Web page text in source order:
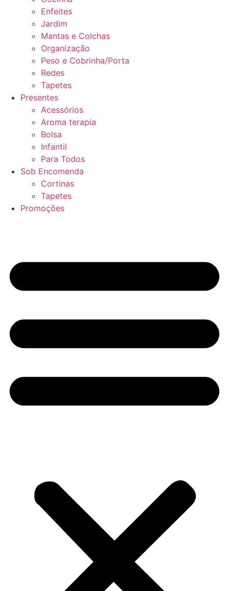
Enfeites
Jardim
Mantas e Colchas
Organização
Peso e Cobrinha/Porta
Redes
Tapetes
Presentes
Acessórios
Aroma terapia
Bolsa
Infantil
Para Todos
Sob Encomenda
Cortinas
Tapetes
Promoções